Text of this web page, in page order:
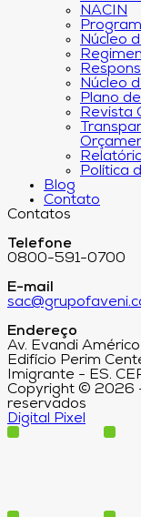
NACIN
Núcleo
Núcleo
Plano
Revista
Política
Blog
Contato
Contatos
Telefone
0800-591-0700
E-mail
Endereço
Av. Evandi
Edifício Perim
Imigrante - ES.
Copyright © 2026
reservados
Digital Pixel